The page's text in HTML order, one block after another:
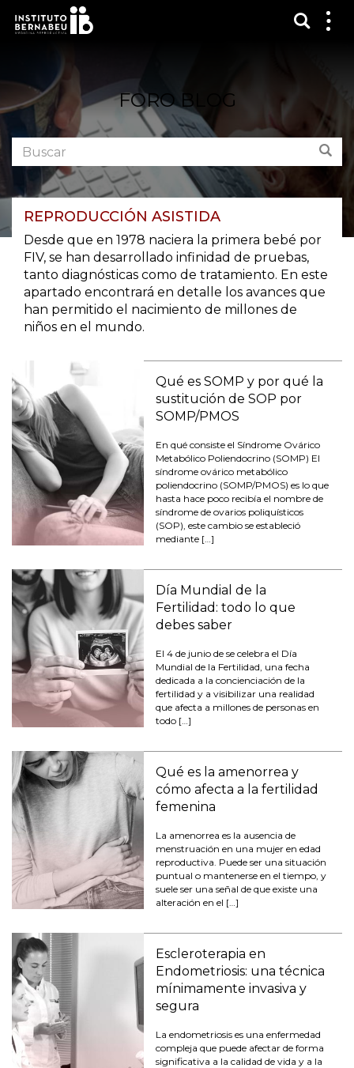
FORO BLOG
Buscar
en
foro:
REPRODUCCIÓN ASISTIDA
Desde que en 1978 naciera la primera bebé por
FIV, se han desarrollado infinidad de pruebas,
tanto diagnósticas como de tratamiento. En este
apartado encontrará en detalle los avances que
han permitido el nacimiento de millones de
niños en el mundo.
Qué es SOMP y por qué la
sustitución de SOP por
SOMP/PMOS
En qué consiste el Síndrome Ovárico
Metabólico Poliendocrino (SOMP) El
síndrome ovárico metabólico
poliendocrino (SOMP/PMOS) es lo que
hasta hace poco recibía el nombre de
síndrome de ovarios poliquísticos
(SOP), este cambio se estableció
mediante […]
Día Mundial de la
Fertilidad: todo lo que
debes saber
El 4 de junio de se celebra el Día
Mundial de la Fertilidad, una fecha
dedicada a la concienciación de la
fertilidad y a visibilizar una realidad
que afecta a millones de personas en
todo […]
Qué es la amenorrea y
cómo afecta a la fertilidad
femenina
La amenorrea es la ausencia de
menstruación en una mujer en edad
reproductiva. Puede ser una situación
puntual o mantenerse en el tiempo, y
suele ser una señal de que existe una
alteración en el […]
Escleroterapia en
Endometriosis: una técnica
mínimamente invasiva y
segura
La endometriosis es una enfermedad
compleja que puede afectar de forma
significativa a la calidad de vida y a la